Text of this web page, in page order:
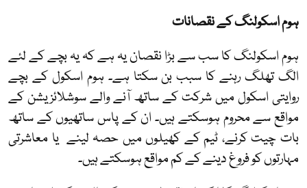
ہوم اسکولنگ کے نقصانات
ہوم اسکولنگ کا سب سے بڑا نقصان یہ ہے کہ یہ بچے کے لئے
الگ تھلگ رہنے کا سبب بن سکتا ہے۔ ہوم اسکول کے بچے
روایتی اسکول میں شرکت کے ساتھ آنے والے سوشلائزیشن کے
مواقع سے محروم ہوسکتے ہیں۔ ان کے پاس ساتھیوں کے ساتھ
بات چیت کرنے، ٹیم کے کھیلوں میں حصہ لینے یا معاشرتی
مہارتوں کو فروغ دینے کے کم مواقع ہوسکتے ہیں۔